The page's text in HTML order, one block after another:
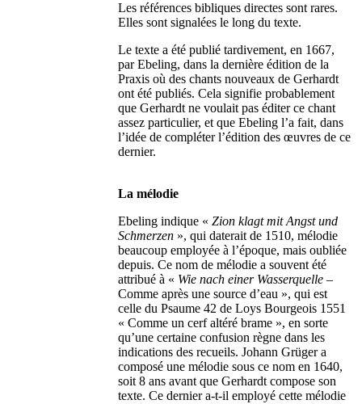
Les références bibliques directes sont rares.
Elles sont signalées le long du texte.
Le texte a été publié tardivement, en 1667,
par Ebeling, dans la dernière édition de la
Praxis où des chants nouveaux de Gerhardt
ont été publiés. Cela signifie probablement
que Gerhardt ne voulait pas éditer ce chant
assez particulier, et que Ebeling l’a fait, dans
l’idée de compléter l’édition des œuvres de ce
dernier.
La mélodie
Ebeling indique « Zion klagt mit Angst und
Schmerzen », qui daterait de 1510, mélodie
beaucoup employée à l’époque, mais oubliée
depuis. Ce nom de mélodie a souvent été
attribué à « Wie nach einer Wasserquelle –
Comme après une source d’eau », qui est
celle du Psaume 42 de Loys Bourgeois 1551
« Comme un cerf altéré brame », en sorte
qu’une certaine confusion règne dans les
indications des recueils. Johann Grüger a
composé une mélodie sous ce nom en 1640,
soit 8 ans avant que Gerhardt compose son
texte. Ce dernier a-t-il employé cette mélodie